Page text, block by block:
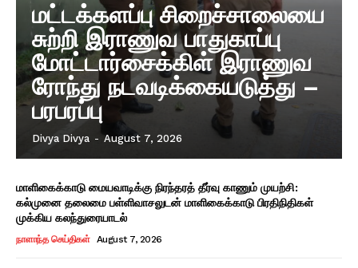
மட்டக்களப்பு சிறைச்சாலையை
சுற்றி இராணுவ பாதுகாப்பு
மோட்டார்சைக்கிள் இராணுவ
ரோந்து நடவடிக்கையடுத்து –
பரபரப்பு
Divya Divya - August 7, 2026
மாளிகைக்காடு மையவாடிக்கு நிரந்தரத் தீர்வு காணும் முயற்சி:
கல்முனை தலைமை பள்ளிவாசலுடன் மாளிகைக்காடு பிரதிநிதிகள்
முக்கிய கலந்துரையாடல்
நாளாந்த செய்திகள் August 7, 2026